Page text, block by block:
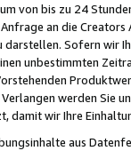
von bis zu 24
an die
Sofern wir
unbestimmten
werden Sie
wir Ihre
aus